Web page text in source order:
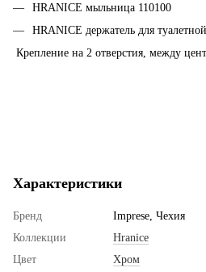
HRANICE мыльница 110100
HRANICE держатель для
Крепление на 2 отверстия, между
Характеристики
Бренд
Imprese, Чехия
Коллекции
Hranice
Цвет
Хром